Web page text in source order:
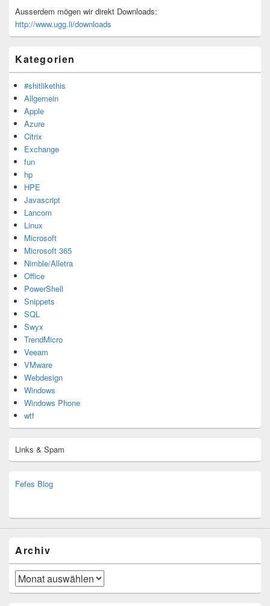
Ausserdem mögen wir direkt Downloads:
http://www.ugg.li/downloads
Kategorien
#shitlikethis
Allgemein
Apple
Azure
Citrix
Exchange
fun
hp
HPE
Javascript
Lancom
Linux
Microsoft
Microsoft 365
Nimble/Alletra
Office
PowerShell
Snippets
SQL
Swyx
TrendMicro
Veeam
VMware
Webdesign
Windows
Windows Phone
wtf
Links & Spam
Fefes Blog
Archiv
Archiv